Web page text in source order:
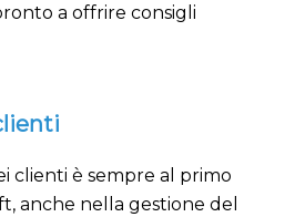
a offrire consigli
clienti è sempre al primo
anche nella gestione del